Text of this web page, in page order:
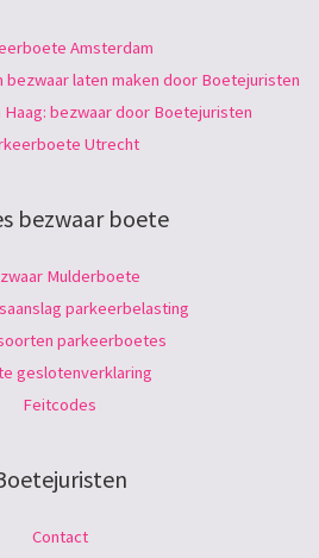
Amsterdam
laten maken door Boetejuristen
bezwaar door Boetejuristen
Utrecht
bezwaar boete
Mulderboete
parkeerbelasting
parkeerboetes
geslotenverklaring
Feitcodes
Contact